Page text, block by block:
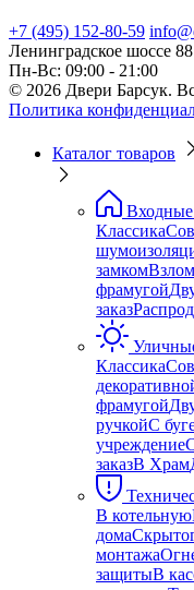
+7 (495) 152-80-59
Ленинградское шоссе
Пн-Вс: 09:00 - 21:00
© 2026 Двери Барсук.
Политика
Каталог товаров
Входные
Классика
замком
фрамугой
заказ
Классика
фрамугой
ручкойС
учреждение
заказВ Храм
В котельную
дома
монтажа
защитыВ